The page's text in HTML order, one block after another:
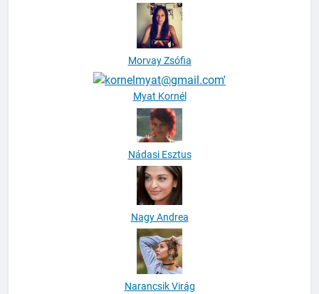
Morvay Zsófia
Myat Kornél
Nádasi Esztus
Nagy Andrea
Narancsik Virág